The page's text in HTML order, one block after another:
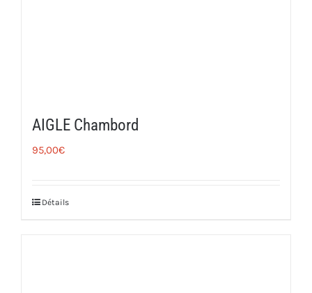
AIGLE Chambord
95,00€
Détails